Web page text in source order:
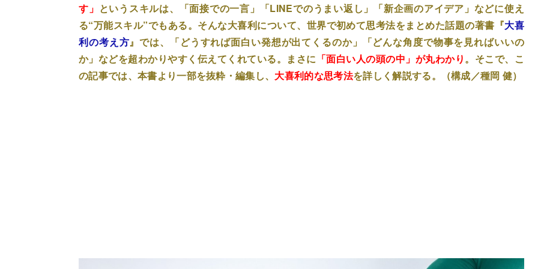
す」 というスキルは、「面接での一言」「LINEでのうまい返し」「新企画のアイデア」などに使え
る“万能スキル”でもある。そんな大喜利について、世界で初めて思考法をまとめた話題の著書『大喜
利の考え方』では、「どうすれば面白い発想が出てくるのか」「どんな角度で物事を見ればいいの
か」などを超わかりやすく伝えてくれている。まさに 「面白い人の頭の中」が丸わかり。そこで、こ
の記事では、本書より一部を抜粋・編集し、 大喜利的な思考法を詳しく解説する。（構成／種岡 健）